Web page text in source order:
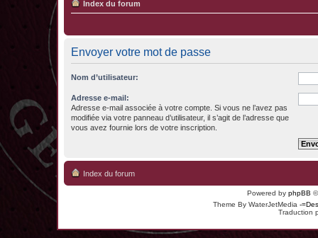
Index du forum
Envoyer votre mot de passe
Nom d’utilisateur:
Adresse e-mail:
Adresse e-mail associée à votre compte. Si vous ne l’avez pas
modifiée via votre panneau d’utilisateur, il s’agit de l’adresse que
vous avez fournie lors de votre inscription.
Index du forum
Powered by phpBB
Theme By WaterJetMedia -
Traduction